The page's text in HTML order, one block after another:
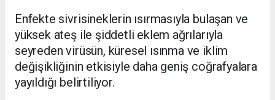
Enfekte sivrisineklerin ısırmasıyla bulaşan ve
yüksek ateş ile şiddetli eklem ağrılarıyla
seyreden virüsün, küresel ısınma ve iklim
değişikliğinin etkisiyle daha geniş coğrafyalara
yayıldığı belirtiliyor.